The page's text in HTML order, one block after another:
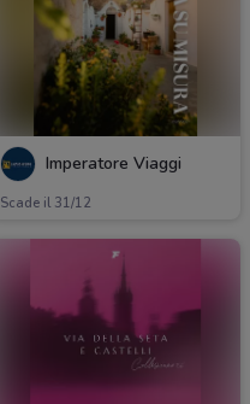
Imperatore Viaggi
Scade il 31/12